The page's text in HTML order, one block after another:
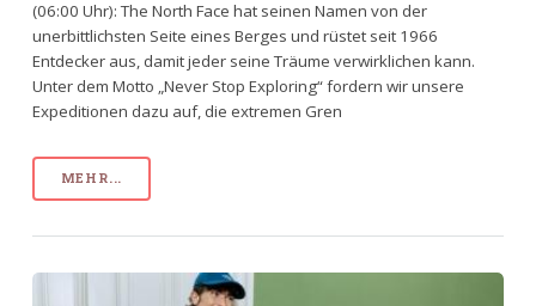
(06:00 Uhr): The North Face hat seinen Namen von der
unerbittlichsten Seite eines Berges und rüstet seit 1966
Entdecker aus, damit jeder seine Träume verwirklichen kann.
Unter dem Motto „Never Stop Exploring“ fordern wir unsere
Expeditionen dazu auf, die extremen Gren
MEHR...